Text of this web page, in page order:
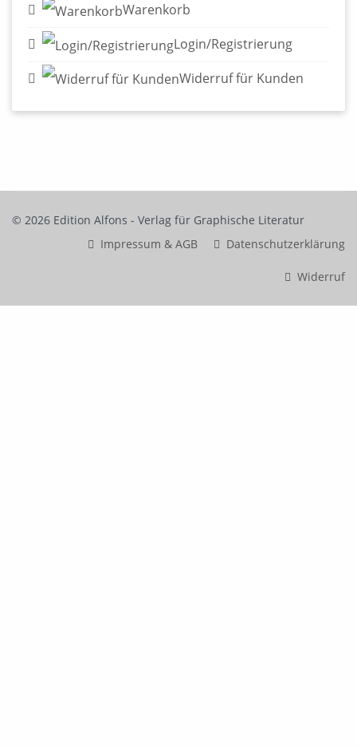
Warenkorb
Login/Registrierung
Widerruf für Kunden
© 2026 Edition Alfons - Verlag für Graphische Literatur
Impressum & AGB
Datenschutzerklärung
Widerruf